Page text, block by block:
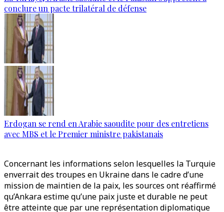
conclure un pacte trilatéral de défense
Erdogan se rend en Arabie saoudite pour des entretiens
avec MBS et le Premier ministre pakistanais
Concernant les informations selon lesquelles la Turquie
enverrait des troupes en Ukraine dans le cadre d’une
mission de maintien de la paix, les sources ont réaffirmé
qu’Ankara estime qu’une paix juste et durable ne peut
être atteinte que par une représentation diplomatique